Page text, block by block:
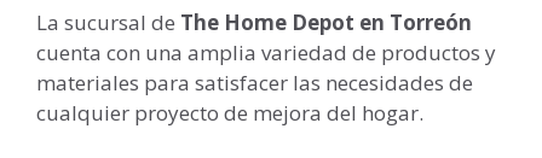
La sucursal de The Home Depot en Torreón
cuenta con una amplia variedad de productos y
materiales para satisfacer las necesidades de
cualquier proyecto de mejora del hogar.